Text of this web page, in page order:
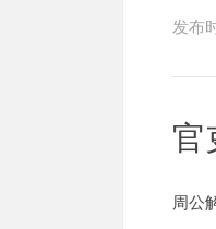
发布
官
周公